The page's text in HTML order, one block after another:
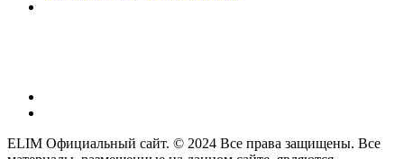
ELIM Официальный сайт. © 2024 Все права защищены. Все